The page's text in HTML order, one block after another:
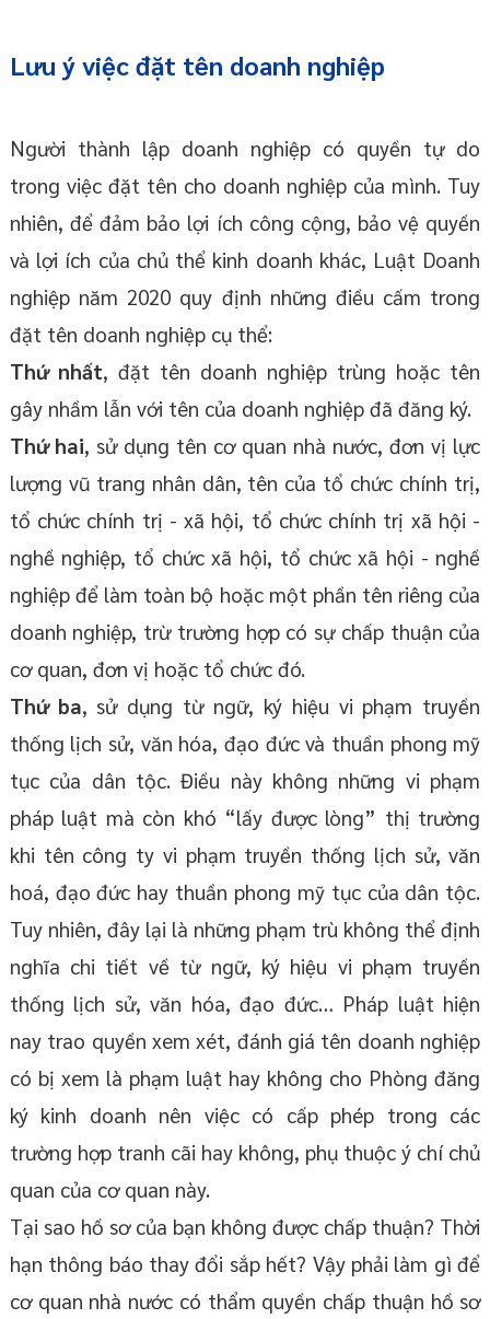
Lưu ý việc đặt tên doanh nghiệp
Người thành lập doanh nghiệp có quyền tự do
trong việc đặt tên cho doanh nghiệp của mình. Tuy
nhiên, để đảm bảo lợi ích công cộng, bảo vệ quyền
và lợi ích của chủ thể kinh doanh khác, Luật Doanh
nghiệp năm 2020 quy định những điều cấm trong
đặt tên doanh nghiệp cụ thể:
Thứ nhất, đặt tên doanh nghiệp trùng hoặc tên
gây nhầm lẫn với tên của doanh nghiệp đã đăng ký.
Thứ hai, sử dụng tên cơ quan nhà nước, đơn vị lực
lượng vũ trang nhân dân, tên của tổ chức chính trị,
tổ chức chính trị - xã hội, tổ chức chính trị xã hội -
nghề nghiệp, tổ chức xã hội, tổ chức xã hội - nghề
nghiệp để làm toàn bộ hoặc một phần tên riêng của
doanh nghiệp, trừ trường hợp có sự chấp thuận của
cơ quan, đơn vị hoặc tổ chức đó.
Thứ ba, sử dụng từ ngữ, ký hiệu vi phạm truyền
thống lịch sử, văn hóa, đạo đức và thuần phong mỹ
tục của dân tộc. Điều này không những vi phạm
pháp luật mà còn khó “lấy được lòng” thị trường
khi tên công ty vi phạm truyền thống lịch sử, văn
hoá, đạo đức hay thuần phong mỹ tục của dân tộc.
Tuy nhiên, đây lại là những phạm trù không thể định
nghĩa chi tiết về từ ngữ, ký hiệu vi phạm truyền
thống lịch sử, văn hóa, đạo đức… Pháp luật hiện
nay trao quyền xem xét, đánh giá tên doanh nghiệp
có bị xem là phạm luật hay không cho Phòng đăng
ký kinh doanh nên việc có cấp phép trong các
trường hợp tranh cãi hay không, phụ thuộc ý chí chủ
quan của cơ quan này.
Tại sao hồ sơ của bạn không được chấp thuận? Thời
hạn thông báo thay đổi sắp hết? Vậy phải làm gì để
cơ quan nhà nước có thẩm quyền chấp thuận hồ sơ